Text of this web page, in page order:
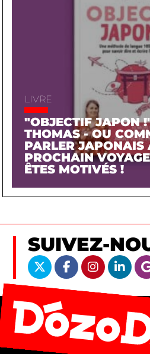
LIVRE
"OBJECTIF JAPON
THOMAS - OU
PARLER JAPONAIS
PROCHAIN
ÊTES MOTIVÉS !
SUIVEZ-